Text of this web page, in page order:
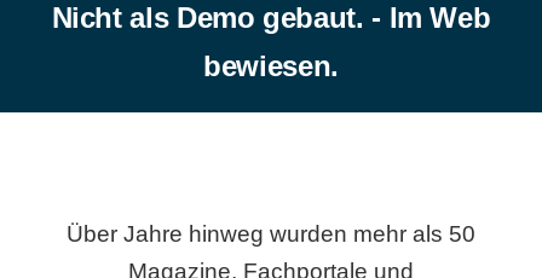
Nicht als Demo gebaut. - Im Web
bewiesen.
Über Jahre hinweg wurden mehr als 50
Magazine, Fachportale und